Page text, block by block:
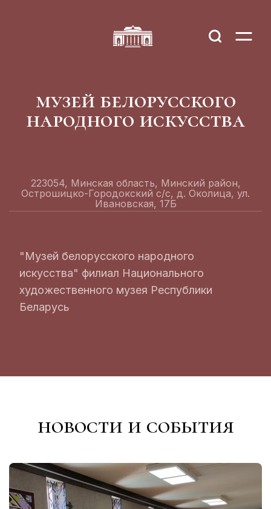
музей белорусского
народного искусства
223054, Минская область, Минский район,
Острошицко-Городокский с/с, д. Околица, ул.
Ивановская, 17Б
"Музей белорусского народного
искусства" филиал Национального
художественного музея Республики
Беларусь
новости и события